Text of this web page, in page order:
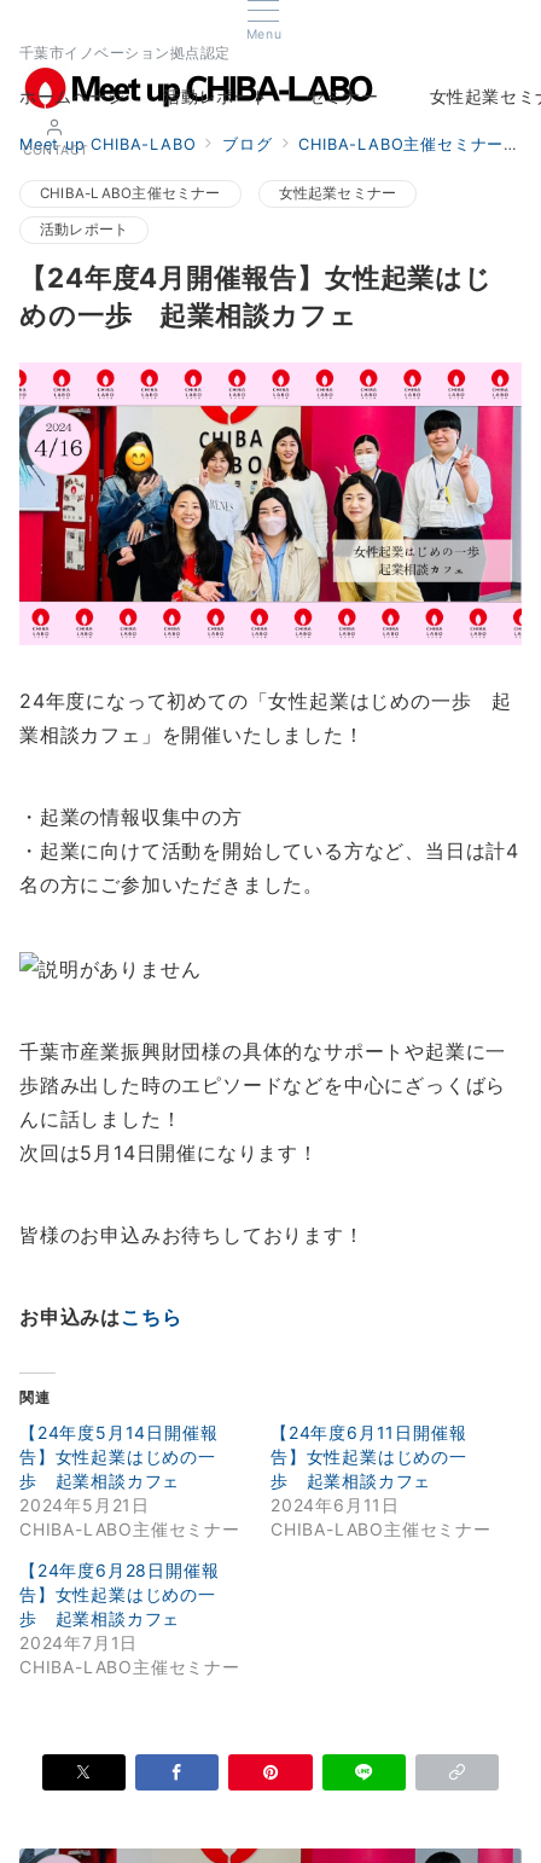
Menu
千葉市イノベーション拠点認定
CONTACT
ホームページ
Home
活動レポート セミナー 女性起業セミ
Meet up CHIBA-LABO ブログ CHIBA-LABO主催セミナー
CHIBA-LABO主催セミナー 女性起業セミナー
活動レポート
【24年度4月開催報告】女性起業はじ
めの一歩 起業相談カフェ
24年度になって初めての「女性起業はじめの一歩 起
業相談カフェ」を開催いたしました！
・起業の情報収集中の方
・起業に向けて活動を開始している方など、当日は計4
名の方にご参加いただきました。
千葉市産業振興財団様の具体的なサポートや起業に一
歩踏み出した時のエピソードなどを中心にざっくばら
んに話しました！
次回は5月14日開催になります！
皆様のお申込みお待ちしております！
お申込みはこちら
関連
【24年度5月14日開催報
告】女性起業はじめの一
歩 起業相談カフェ
2024年5月21日
CHIBA-LABO主催セミナー
【24年度6月11日開催報
告】女性起業はじめの一
歩 起業相談カフェ
2024年6月11日
CHIBA-LABO主催セミナー
【24年度6月28日開催報
告】女性起業はじめの一
歩 起業相談カフェ
2024年7月1日
CHIBA-LABO主催セミナー